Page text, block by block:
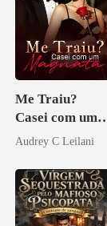
Me Traiu?
Casei com um
Magnata
Audrey C Leilani